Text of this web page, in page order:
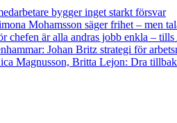
bygger inget starkt försvar
Mohamsson säger frihet – men
chefen är alla andras jobb enkla –
Johan Britz strategi för
Magnusson, Britta Lejon: Dra